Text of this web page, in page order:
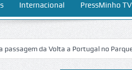
Internacional PressMinho TV
Volta a Portugal no Parque Nacional